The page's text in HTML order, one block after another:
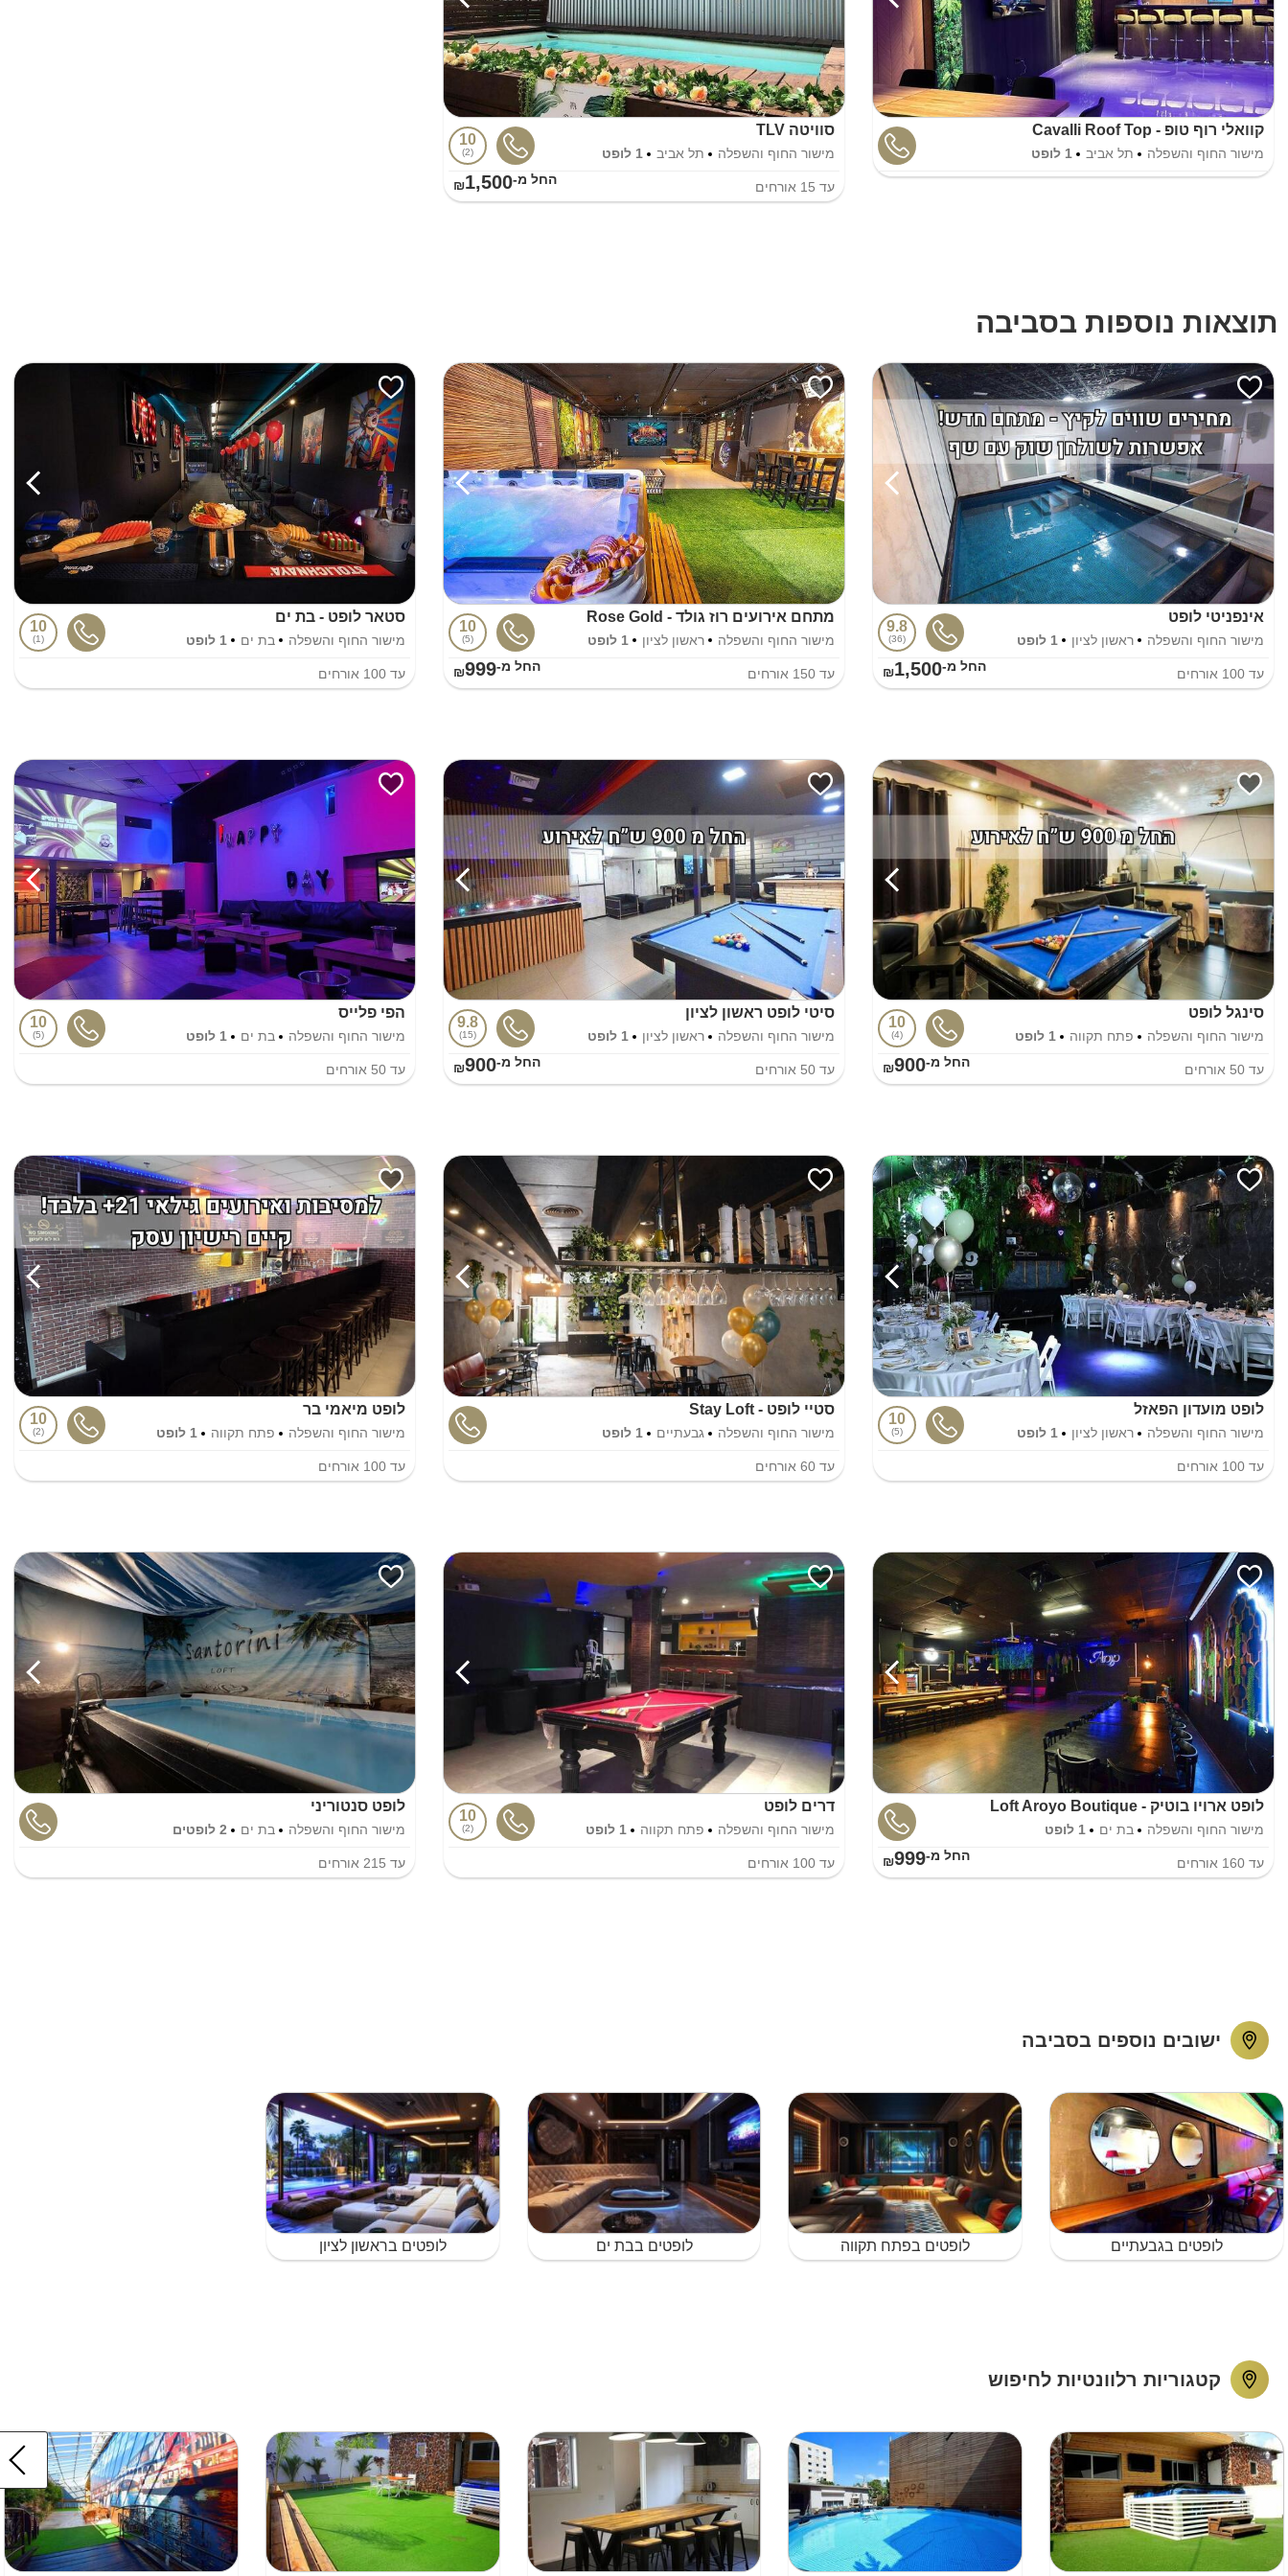
קוואלי רוף טופ - Cavalli Roof Top
מישור החוף והשפלה תל אביב 1 לופט
סוויטה TLV
מישור החוף והשפלה תל אביב 1 לופט
10
2
עד 15 אורחים החל מ-₪1,500
תוצאות נוספות בסביבה
אינפניטי לופט
מישור החוף והשפלה ראשון לציון 1 לופט
9.8
36
עד 100 אורחים החל מ-₪1,500
מתחם אירועים רוז גולד - Rose Gold
מישור החוף והשפלה ראשון לציון 1 לופט
10
5
עד 150 אורחים החל מ-₪999
סטאר לופט - בת ים
מישור החוף והשפלה בת ים 1 לופט
10
1
עד 100 אורחים
סינגל לופט
מישור החוף והשפלה פתח תקווה 1 לופט
10
4
עד 50 אורחים החל מ-₪900
סיטי לופט ראשון לציון
מישור החוף והשפלה ראשון לציון 1 לופט
9.8
15
עד 50 אורחים החל מ-₪900
הפי פלייס
מישור החוף והשפלה בת ים 1 לופט
10
5
עד 50 אורחים
לופט מועדון הפאזל
מישור החוף והשפלה ראשון לציון 1 לופט
10
5
עד 100 אורחים
סטיי לופט - Stay Loft
מישור החוף והשפלה גבעתיים 1 לופט
עד 60אורחים
לופט מיאמי בר
מישור החוף והשפלה פתח תקווה 1 לופט
10
2
עד 100 אורחים
לופט ארויו בוטיק - Loft Aroyo Boutique
מישור החוף והשפלה בת ים 1 לופט
עד 160 אורחים החל מ-₪999
דרים לופט
מישור החוף והשפלה פתח תקווה 1 לופט
10
2
עד 100 אורחים
לופט סנטוריני
מישור החוף והשפלה בת ים 2 לופטים
עד 215 אורחים
ישובים נוספים בסביבה
לופטים בגבעתיים לופטים בפתח תקווה לופטים בבת ים לופטים בראשון לציון
קטגוריות רלוונטיות לחיפוש